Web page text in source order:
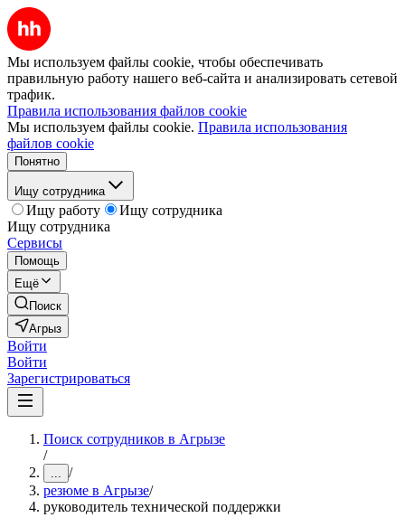
Мы используем файлы cookie, чтобы обеспечивать
правильную работу нашего веб-сайта и анализировать сетевой
трафик.
Правила использования файлов cookie
Мы используем файлы cookie. Правила использования
файлов cookie
Понятно
Ищу сотрудника
Ищу работу
Ищу сотрудника
Ищу сотрудника
Сервисы
Помощь
Ещё
Поиск
Агрыз
Войти
Войти
Зарегистрироваться
Поиск сотрудников в Агрызе
/
... /
резюме в Агрызе/
руководитель технической поддержки